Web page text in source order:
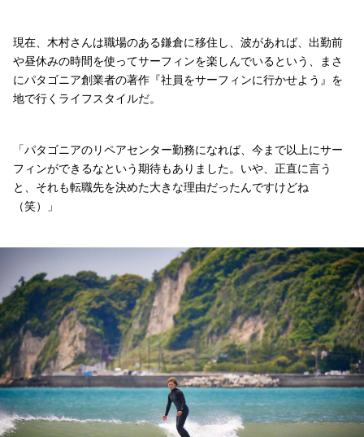
現在、木村さんは職場のある鎌倉に移住し、波があれば、出勤前
や昼休みの時間を使ってサーフィンを楽しんでいるという、まさ
にパタゴニア創業者の著作『社員をサーフィンに行かせよう』を
地で行くライフスタイルだ。
「パタゴニアのリペアセンター勤務になれば、今まで以上にサー
フィンができるなという期待もありました。いや、正直に言う
と、それも転職先を決めた大きな理由だったんですけどね
（笑）」
ロングボードに最適なこの日の鎌倉の波を楽しむ木村さん。サイズは小さいが面
仕事場からサーフポイントまで自転車でわずか数分。昼休みに軽く1ラウンド波